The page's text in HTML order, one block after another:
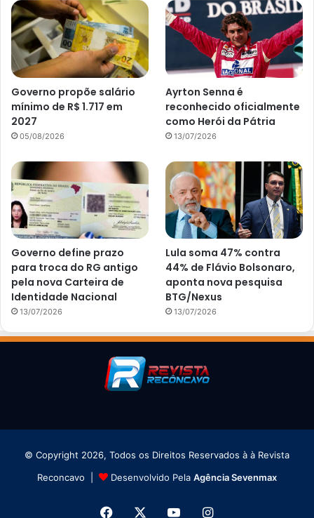
Governo propõe salário
mínimo de R$ 1.717 em
2027
05/08/2026
Ayrton Senna é
reconhecido oficialmente
como Herói da Pátria
13/07/2026
Governo define prazo
para troca do RG antigo
pela nova Carteira de
Identidade Nacional
13/07/2026
Lula soma 47% contra
44% de Flávio Bolsonaro,
aponta nova pesquisa
BTG/Nexus
13/07/2026
© Copyright 2026, Todos os Direitos Reservados à à Revista
Reconcavo |
Desenvolvido Pela Agência Sevenmax
Facebook YouTubeInstagram